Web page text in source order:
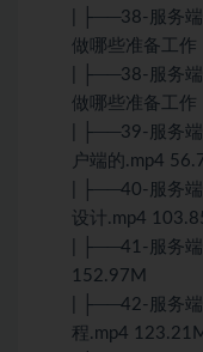
| ├──38-服务
做哪些准备工
| ├──38-服务
做哪些准备工
| ├──39-服务
户端的.mp4
| ├──40-服务
设计.mp4
| ├──41-服务
152.97M
| ├──42-服务
程.mp4